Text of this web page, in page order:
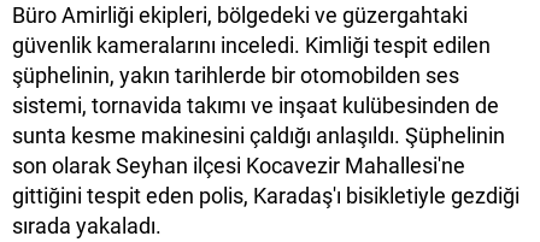
Büro Amirliği ekipleri, bölgedeki ve güzergahtaki
güvenlik kameralarını inceledi. Kimliği tespit edilen
şüphelinin, yakın tarihlerde bir otomobilden ses
sistemi, tornavida takımı ve inşaat kulübesinden de
sunta kesme makinesini çaldığı anlaşıldı. Şüphelinin
son olarak Seyhan ilçesi Kocavezir Mahallesi'ne
gittiğini tespit eden polis, Karadaş'ı bisikletiyle gezdiği
sırada yakaladı.